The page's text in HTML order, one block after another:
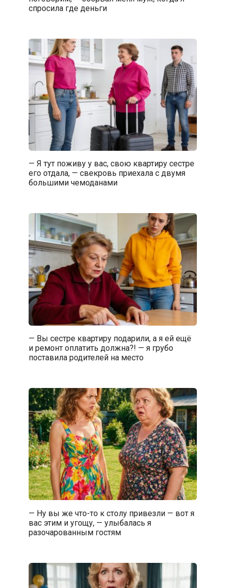
спросила где деньги
— Я тут поживу у вас, свою квартиру сестре
его отдала, — свекровь приехала с двумя
большими чемоданами
— Вы сестре квартиру подарили, а я ей ещё
и ремонт оплатить должна?! — я грубо
поставила родителей на место
— Ну вы же что-то к столу привезли — вот я
вас этим и угощу, — улыбалась я
разочарованным гостям